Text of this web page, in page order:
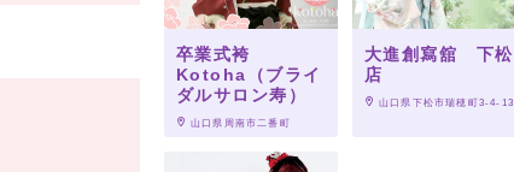
卒業式袴
Kotoha（ブライ
ダルサロン寿）
山口県周南市二番町
大進創寫舘 下松
店
山口県下松市瑞穂町3-4-13